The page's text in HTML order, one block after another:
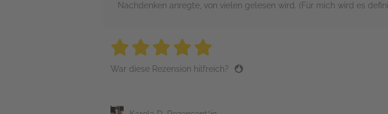
Nachdenken anregte, von vielen gelesen wird. (Für mich wird es
5 stars
5 stars
5 stars
5 stars
War diese Rezension hilfreich?